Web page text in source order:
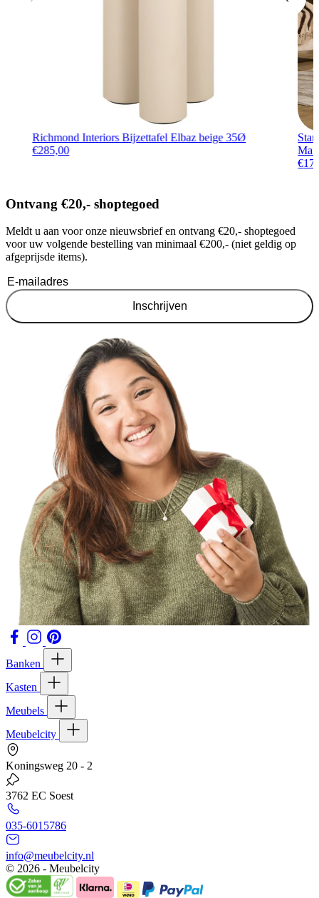
Richmond Interiors Bijzettafel Elbaz beige 35Ø
€285,00
€
Ontvang €20,- shoptegoed
Meldt u aan voor onze nieuwsbrief en ontvang €20,- shoptegoed
voor uw volgende bestelling van minimaal €200,- (niet geldig op
afgeprijsde items).
Inschrijven
Banken
Kasten
Meubels
Meubelcity
Koningsweg 20 - 2
3762 EC Soest
035-6015786
info@meubelcity.nl
© 2026 - Meubelcity